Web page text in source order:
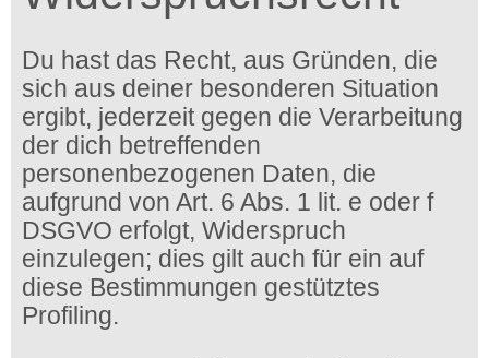
Du hast das Recht, aus Gründen, die
sich aus deiner besonderen Situation
ergibt, jederzeit gegen die Verarbeitung
der dich betreffenden
personenbezogenen Daten, die
aufgrund von Art. 6 Abs. 1 lit. e oder f
DSGVO erfolgt, Widerspruch
einzulegen; dies gilt auch für ein auf
diese Bestimmungen gestütztes
Profiling.